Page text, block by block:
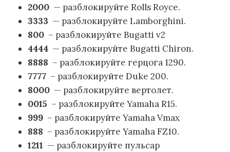
2000 — разблокируйте Rolls Royce.
3333 — разблокируйте Lamborghini.
800 – разблокируйте Bugatti v2
4444 — разблокируйте Bugatti Chiron.
8888 – разблокируйте герцога 1290.
7777 – разблокируйте Duke 200.
8000 — разблокируйте вертолет.
0015 – разблокируйте Yamaha R15.
999 – разблокируйте Yamaha Vmax
888 – разблокируйте Yamaha FZ10.
1211 — разблокируйте пульсар